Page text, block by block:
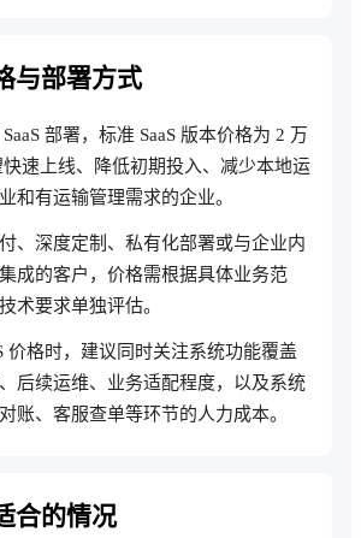
与部署方式
部署，标准 SaaS 版本价格为 2 万
速上线、降低初期投入、减少本地运
和有运输管理需求的企业。
、深度定制、私有化部署或与企业内
成的客户，价格需根据具体业务范
术要求单独评估。
价格时，建议同时关注系统功能覆盖
后续运维、业务适配程度，以及系统
账、客服查单等环节的人力成本。
合的情况